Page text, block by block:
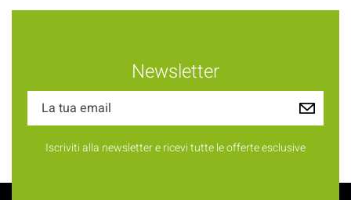
Newsletter
Iscriviti alla newsletter e ricevi tutte le offerte esclusive